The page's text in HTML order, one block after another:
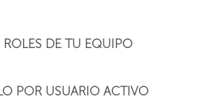
ROLES DE TU EQUIPO
POR USUARIO ACTIVO